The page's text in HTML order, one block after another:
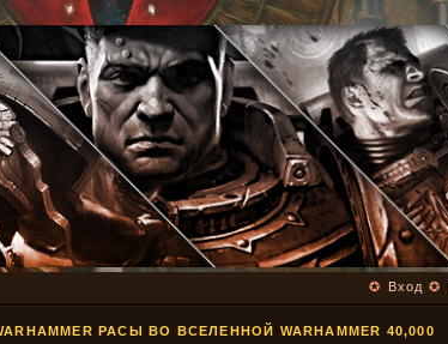
✪ Вход ✪
РАСЫ ВО ВСЕЛЕННОЙ WARHAMMER 40,000